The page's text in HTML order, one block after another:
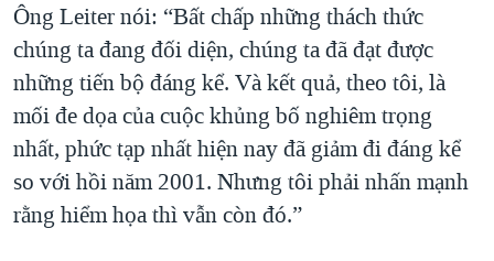
Ông Leiter nói: “Bất chấp những thách thức
chúng ta đang đối diện, chúng ta đã đạt được
những tiến bộ đáng kể. Và kết quả, theo tôi, là
mối đe dọa của cuộc khủng bố nghiêm trọng
nhất, phức tạp nhất hiện nay đã giảm đi đáng kể
so với hồi năm 2001. Nhưng tôi phải nhấn mạnh
rằng hiểm họa thì vẫn còn đó.”